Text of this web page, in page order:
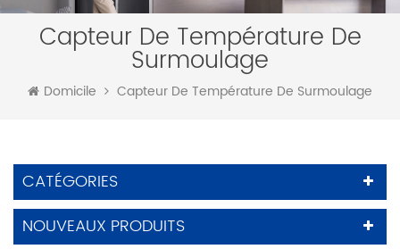
Capteur De Température De
Surmoulage
Domicile Capteur De Température De Surmoulage
CATÉGORIES
NOUVEAUX PRODUITS